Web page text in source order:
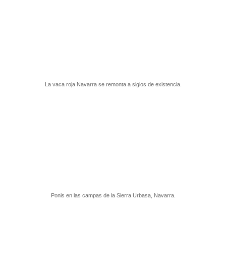
La vaca roja Navarra se remonta a siglos de existencia.
Ponis en las campas de la Sierra Urbasa, Navarra.